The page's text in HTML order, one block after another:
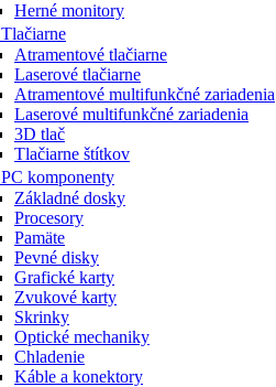
Herné monitory
Tlačiarne
Atramentové tlačiarne
Laserové tlačiarne
Atramentové multifunkčné zariadenia
Laserové multifunkčné zariadenia
3D tlač
Tlačiarne štítkov
PC komponenty
Základné dosky
Procesory
Pamäte
Pevné disky
Grafické karty
Zvukové karty
Skrinky
Optické mechaniky
Chladenie
Káble a konektory